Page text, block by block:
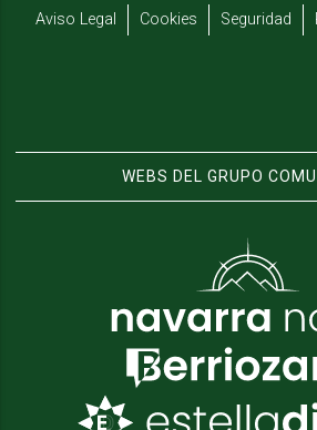
Aviso Legal
Cookies Seguridad
WEBS DEL GRUPO